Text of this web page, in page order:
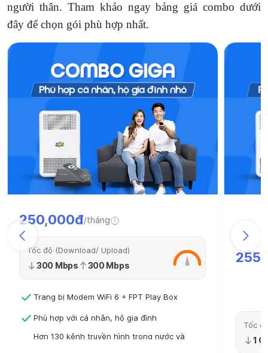
người thân. Tham khảo ngay bảng giá combo dưới
đây để chọn gói phù hợp nhất.
250,000đ/tháng
Tốc độ (Download/ Upload)
300 Mbps 300 Mbps
Trang bị Modem WiFi 6 + FPT Play Box
Phù hợp với cá nhân, hộ gia đình
Hơn 130 kênh truyền hình trong nước và
Tốc
1